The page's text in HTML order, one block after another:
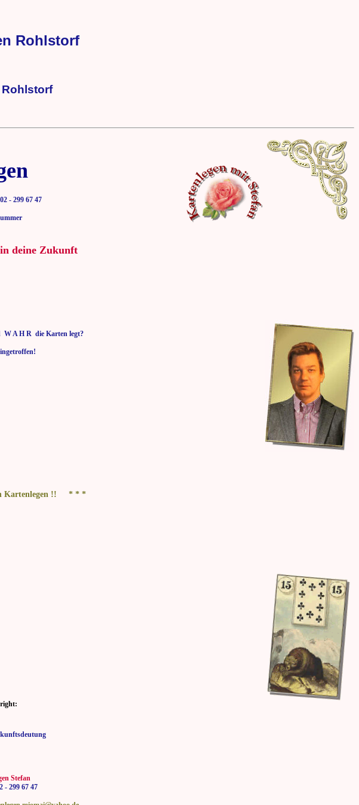
Rohlstorf
Rohlstorf
- 299 67 47
deine Zukunft
W A H R die Karten legt?
Kartenlegen !! * * *
Stefan
- 299 67 47